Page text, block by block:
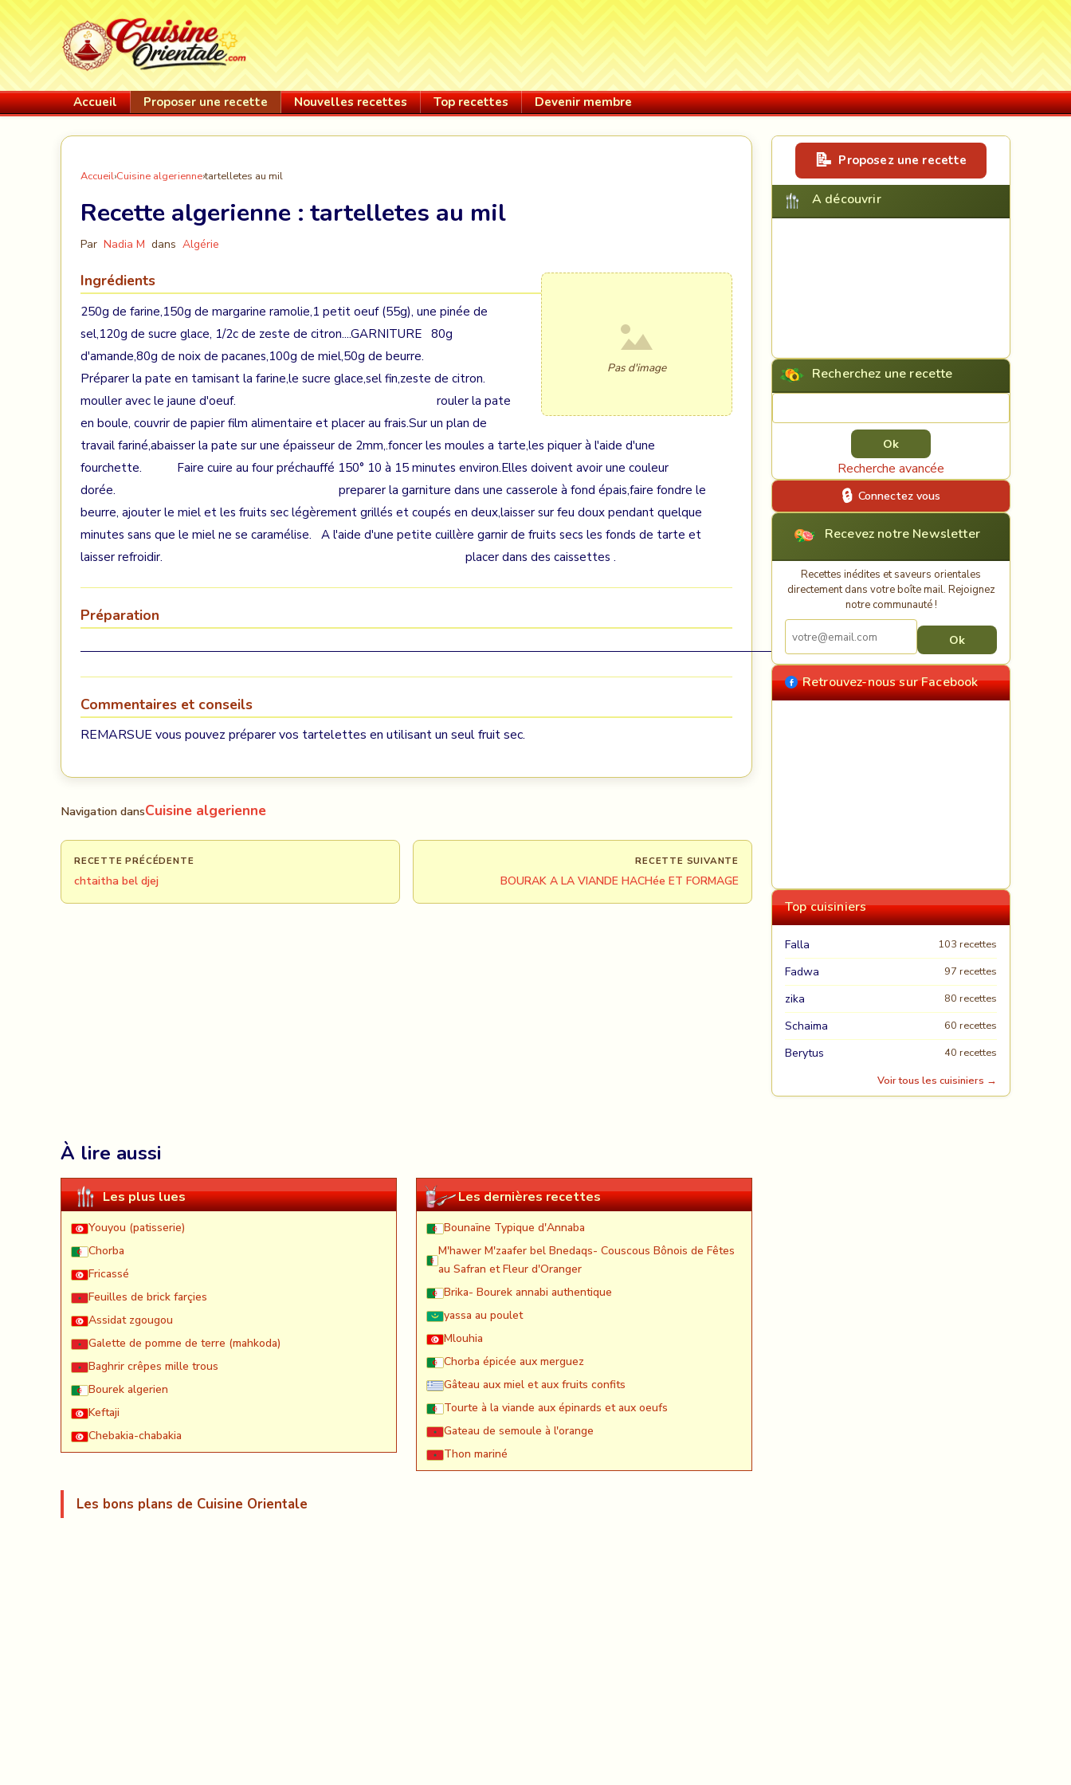
Accueil Proposer une recette Nouvelles recettes Top recettes Devenir membre
Accueil›Cuisine algerienne›tartelletes au mil
Recette algerienne : tartelletes au mil
Par Nadia M dans Algérie
Pas d'image
Ingrédients
250g de farine,150g de margarine ramolie,1 petit oeuf (55g), une pinée de
sel,120g de sucre glace, 1/2c de zeste de citron....GARNITURE 80g
d'amande,80g de noix de pacanes,100g de miel,50g de beurre.
Préparer la pate en tamisant la farine,le sucre glace,sel fin,zeste de citron.
mouller avec le jaune d'oeuf. rouler la pate
en boule, couvrir de papier film alimentaire et placer au frais.Sur un plan de
travail fariné,abaisser la pate sur une épaisseur de 2mm,.foncer les moules a tarte,les piquer à l'aide d'une
fourchette. Faire cuire au four préchauffé 150° 10 à 15 minutes environ.Elles doivent avoir une couleur
dorée. preparer la garniture dans une casserole à fond épais,faire fondre le
beurre, ajouter le miel et les fruits sec légèrement grillés et coupés en deux,laisser sur feu doux pendant quelque
minutes sans que le miel ne se caramélise. A l'aide d'une petite cuillère garnir de fruits secs les fonds de tarte et
laisser refroidir. placer dans des caissettes .
Préparation
Commentaires et conseils
REMARSUE vous pouvez préparer vos tartelettes en utilisant un seul fruit sec.
Navigation dansCuisine algerienne
RECETTE PRÉCÉDENTE
chtaitha bel djej
RECETTE SUIVANTE
BOURAK A LA VIANDE HACHée ET FORMAGE
À lire aussi
Les plus lues
Youyou (patisserie)
Chorba
Fricassé
Feuilles de brick farçies
Assidat zgougou
Galette de pomme de terre (mahkoda)
Baghrir crêpes mille trous
Bourek algerien
Keftaji
Chebakia-chabakia
Les dernières recettes
Bounaïne Typique d'Annaba
M'hawer M'zaafer bel Bnedaqs- Couscous Bônois de Fêtes
au Safran et Fleur d'Oranger
Brika- Bourek annabi authentique
yassa au poulet
Mlouhia
Chorba épicée aux merguez
Gâteau aux miel et aux fruits confits
Tourte à la viande aux épinards et aux oeufs
Gateau de semoule à l'orange
Thon mariné
Les bons plans de Cuisine Orientale
Proposez une recette
A découvrir
Recherchez une recette
Recherche avancée
Connectez vous
Recevez notre Newsletter
Recettes inédites et saveurs orientales
directement dans votre boîte mail. Rejoignez
notre communauté !
Retrouvez-nous sur Facebook
Top cuisiniers
Falla 103 recettes
Fadwa 97 recettes
zika 80 recettes
Schaima 60 recettes
Berytus
40 recettes
Voir tous les cuisiniers →